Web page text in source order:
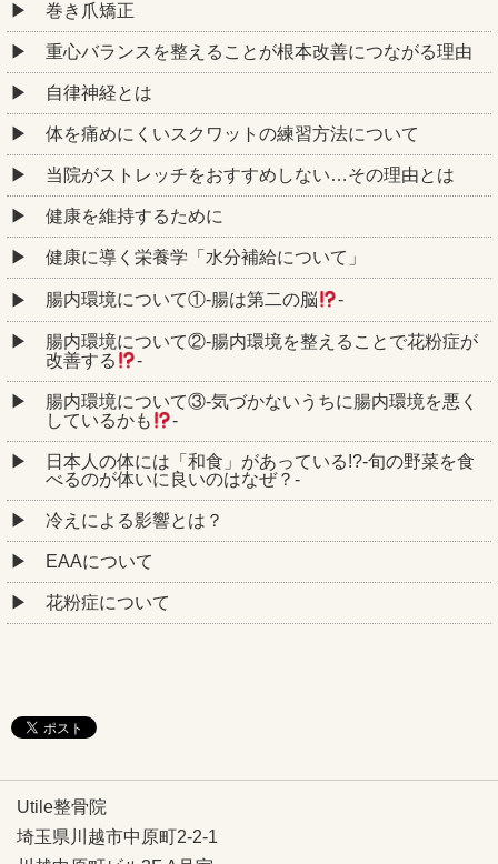
巻き爪矯正
重心バランスを整えることが根本改善につながる理由
自律神経とは
体を痛めにくいスクワットの練習方法について
当院がストレッチをおすすめしない…その理由とは
健康を維持するために
健康に導く栄養学「水分補給について」
腸内環境について①‐腸は第二の脳 ‐
腸内環境について②‐腸内環境を整えることで花粉症が
改善する
‐
腸内環境について③‐気づかないうちに腸内環境を悪く
しているかも
‐
日本人の体には「和食」があっている!?-旬の野菜を食
べるのが体いに良いのはなぜ？-
冷えによる影響とは？
EAAについて
花粉症について
Utile整骨院
埼玉県川越市中原町2-2-1